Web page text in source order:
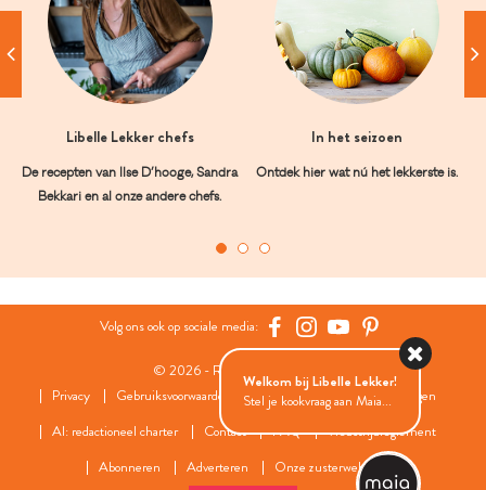
Libelle Lekker chefs
De recepten van Ilse D’hooge, Sandra
Bekkari en al onze andere chefs.
In het seizoen
Ontdek hier wat nú het lekkerste is.
Volg ons ook op sociale media:
© 2026 - Roularta Media Group
Privacy
Gebruiksvoorwaarden Cookies
Cookies instellingen
AI: redactioneel charter
Contact FAQ
Wedstrijdreglement
Abonneren
Adverteren Onze zusterwebsites
Welkom bij Libelle Lekker!
Stel je kookvraag aan Maia...